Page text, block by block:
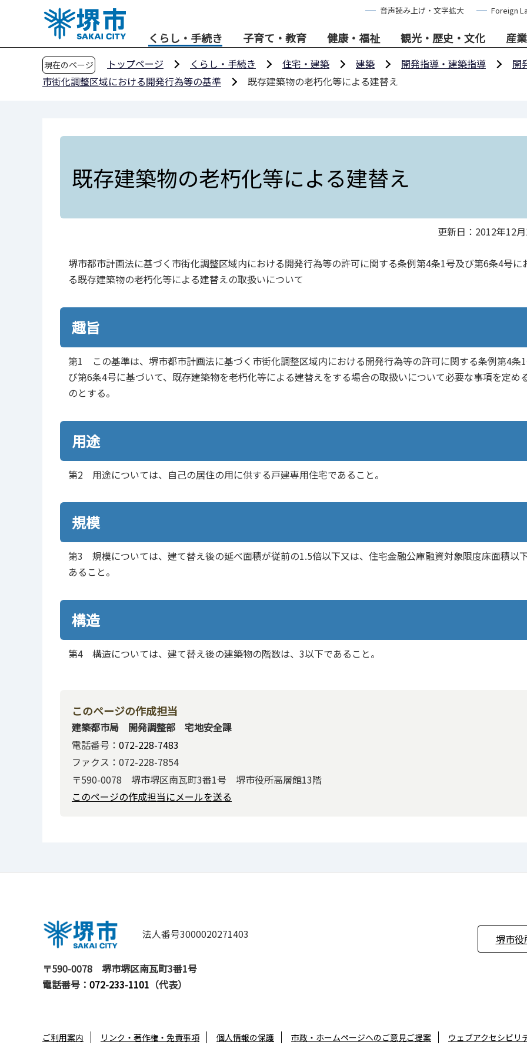
音声読み上げ・文字拡大 Foreign
くらし・手続き 子育て・教育 健康・福祉 観光・歴史・文化 産
現在のページ トップページ くらし・手続き 住宅・建築 建築 開発指導・建築指導
開
市街化調整区域における開発行為等の基準
既存建築物の老朽化等による建替え
既存建築物の老朽化等による建替え
更新日：2012年12
堺市都市計画法に基づく市街化調整区域内における開発行為等の許可に関する条例第4条1号及び第6条4号に
る既存建築物の老朽化等による建替えの取扱いについて
趣旨
第1 この基準は、堺市都市計画法に基づく市街化調整区域内における開発行為等の許可に関する条例第4条
び第6条4号に基づいて、既存建築物を老朽化等による建替えをする場合の取扱いについて必要な事項を定め
のとする。
用途
第2 用途については、自己の居住の用に供する戸建専用住宅であること。
規模
第3 規模については、建て替え後の延べ面積が従前の1.5倍以下又は、住宅金融公庫融資対象限度床面積以
あること。
構造
第4 構造については、建て替え後の建築物の階数は、3以下であること。
このページの作成担当
建築都市局 開発調整部 宅地安全課
電話番号： 072-228-7483
ファクス：072-228-7854
〒590-0078 堺市堺区南瓦町3番1号 堺市役所高層館13階
このページの作成担当にメールを送る
法人番号3000020271403
〒590-0078
堺市堺区南瓦町3番1号
電話番号： 072-233-1101 （代表）
堺市
ご利用案内 リンク・著作権・免責事項 個人情報の保護 市政・ホームページへのご意見ご提案 ウェブアクセシビリ